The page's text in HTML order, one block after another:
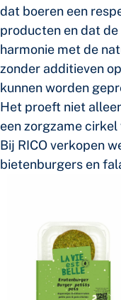
dat boeren een
producten en dat
harmonie met de
zonder additieven
kunnen worden
Het proeft niet
een zorgzame
Bij RICO verkopen
bietenburgers en